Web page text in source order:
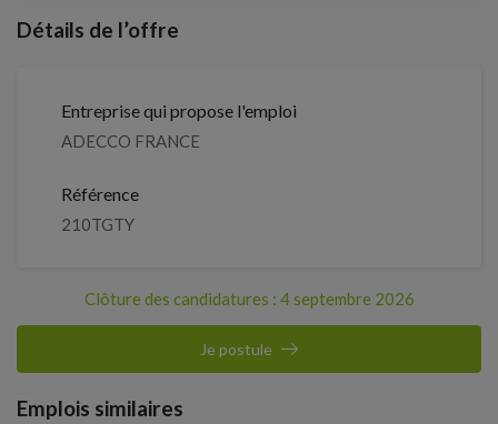
Détails de l’offre
Entreprise qui propose l'emploi
ADECCO FRANCE
Référence
210TGTY
Clôture des candidatures : 4 septembre 2026
Je postule
Emplois similaires